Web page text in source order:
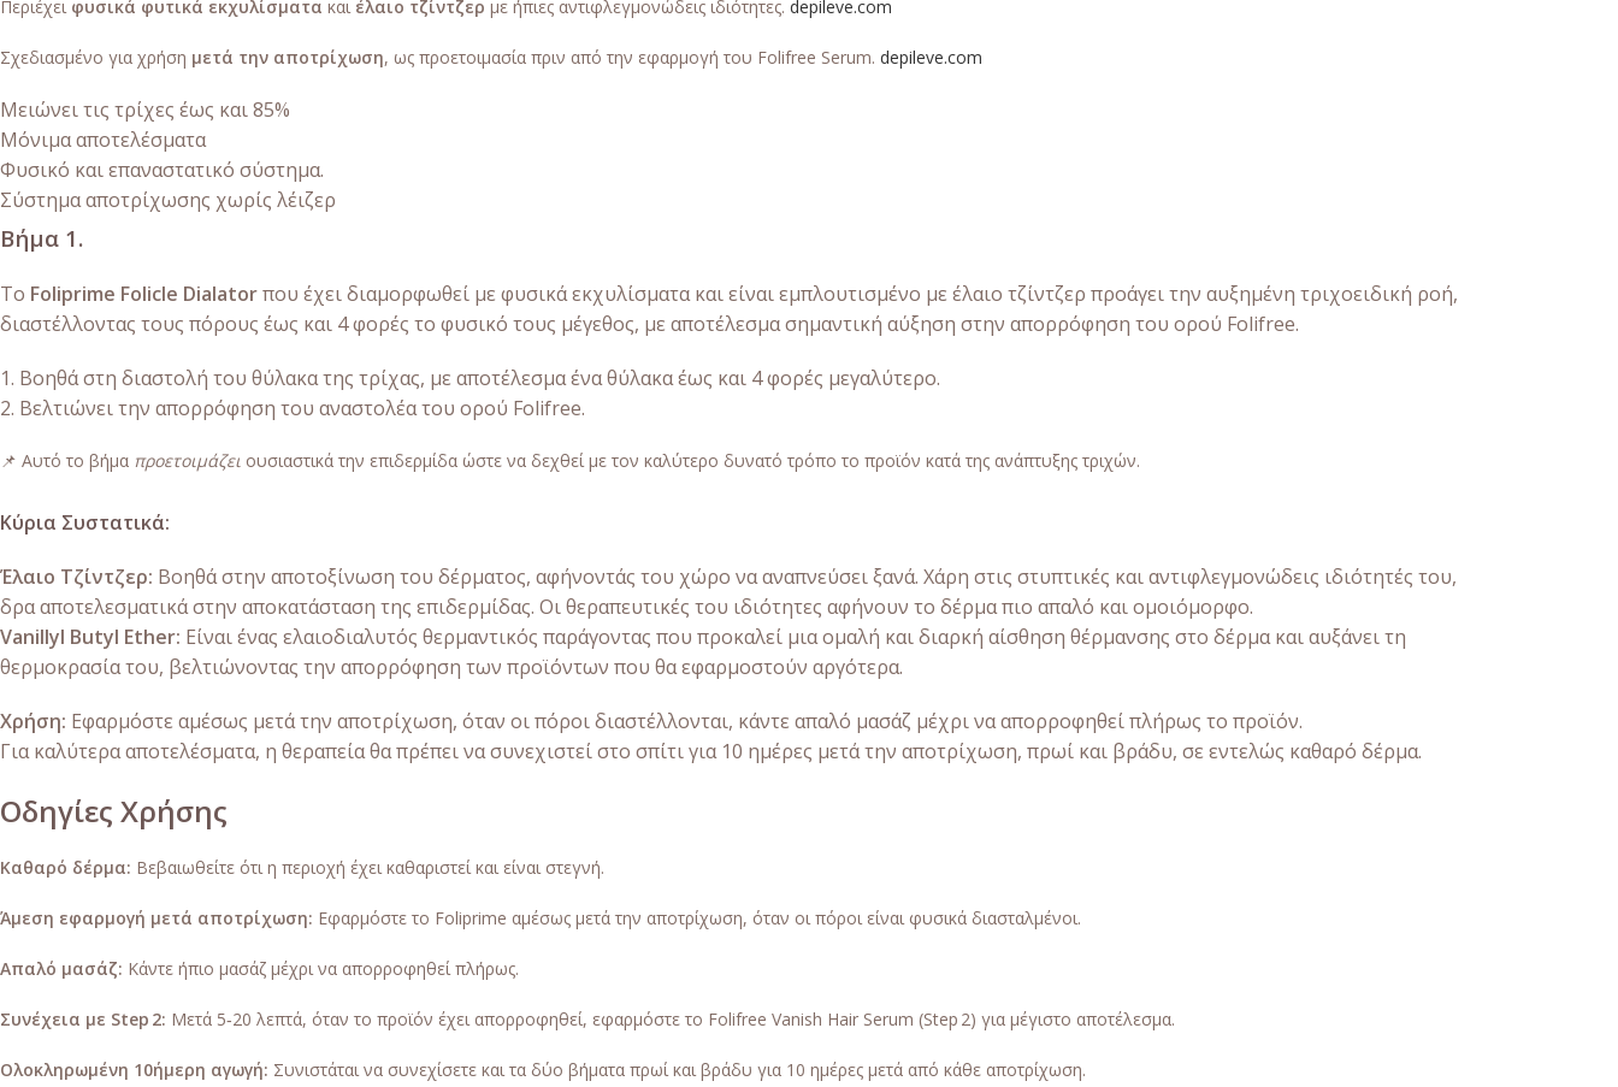
Περιέχει φυσικά φυτικά εκχυλίσματα και έλαιο τζίντζερ με ήπιες αντιφλεγμονώδεις ιδιότητες. depileve.com
Σχεδιασμένο για χρήση μετά την αποτρίχωση, ως προετοιμασία πριν από την εφαρμογή του Folifree Serum. depileve.com
Μειώνει τις τρίχες έως και 85%
Μόνιμα αποτελέσματα
Φυσικό και επαναστατικό σύστημα.
Σύστημα αποτρίχωσης χωρίς λέιζερ
Βήμα 1.
Το Foliprime Folicle Dialatorπου έχει διαμορφωθεί με φυσικά εκχυλίσματα και είναι εμπλουτισμένο με έλαιο τζίντζερ προάγει την αυξημένη τριχοειδική ροή,
διαστέλλοντας τους πόρους έως και 4 φορές το φυσικό τους μέγεθος, με αποτέλεσμα σημαντική αύξηση στην απορρόφηση του ορού Folifree.
1. Βοηθά στη διαστολή του θύλακα της τρίχας, με αποτέλεσμα ένα θύλακα έως και 4 φορές μεγαλύτερο.
2. Βελτιώνει την απορρόφηση του αναστολέα του ορού Folifree.
📌 Αυτό το βήμα προετοιμάζει ουσιαστικά την επιδερμίδα ώστε να δεχθεί με τον καλύτερο δυνατό τρόπο το προϊόν κατά της ανάπτυξης τριχών.
Κύρια Συστατικά:
Έλαιo Τζίντζερ: Βοηθά στην αποτοξίνωση του δέρματος, αφήνοντάς του χώρο να αναπνεύσει ξανά. Χάρη στις στυπτικές και αντιφλεγμονώδεις ιδιότητές του,
δρα αποτελεσματικά στην αποκατάσταση της επιδερμίδας. Οι θεραπευτικές του ιδιότητες αφήνουν το δέρμα πιο απαλό και ομοιόμορφο.
Vanillyl Butyl Ether: Είναι ένας ελαιοδιαλυτός θερμαντικός παράγοντας που προκαλεί μια ομαλή και διαρκή αίσθηση θέρμανσης στο δέρμα και αυξάνει τη
θερμοκρασία του, βελτιώνοντας την απορρόφηση των προϊόντων που θα εφαρμοστούν αργότερα.
Χρήση: Εφαρμόστε αμέσως μετά την αποτρίχωση, όταν οι πόροι διαστέλλονται, κάντε απαλό μασάζ μέχρι να απορροφηθεί πλήρως το προϊόν.
Για καλύτερα αποτελέσματα, η θεραπεία θα πρέπει να συνεχιστεί στο σπίτι για 10 ημέρες μετά την αποτρίχωση, πρωί και βράδυ, σε εντελώς καθαρό δέρμα.
Οδηγίες Χρήσης
Καθαρό δέρμα: Βεβαιωθείτε ότι η περιοχή έχει καθαριστεί και είναι στεγνή.
Άμεση εφαρμογή μετά αποτρίχωση: Εφαρμόστε το Foliprime αμέσως μετά την αποτρίχωση, όταν οι πόροι είναι φυσικά διασταλμένοι.
Απαλό μασάζ: Κάντε ήπιο μασάζ μέχρι να απορροφηθεί πλήρως.
Συνέχεια με Step 2: Μετά 5‑20 λεπτά, όταν το προϊόν έχει απορροφηθεί, εφαρμόστε το Folifree Vanish Hair Serum (Step 2) για μέγιστο αποτέλεσμα.
Ολοκληρωμένη 10ήμερη αγωγή: Συνιστάται να συνεχίσετε και τα δύο βήματα πρωί και βράδυ για 10 ημέρες μετά από κάθε αποτρίχωση.